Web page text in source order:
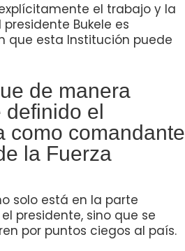
el trabajo y la
Bukele es
que esta Institución puede
de manera
el
como comandante
la Fuerza
solo está en la parte
presidente, sino que se
por puntos ciegos al país.